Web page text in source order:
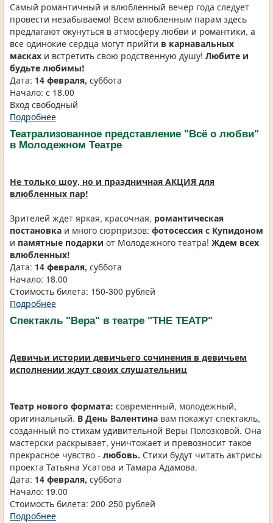
Самый романтичный и влюбленный вечер года следует
провести незабываемо! Всем влюбленным парам здесь
предлагают окунуться в атмосферу любви и романтики, а
все одинокие сердца могут прийти в карнавальных
масках и встретить свою родственную душу! Любите и
будьте любимы!
Дата: 14 февраля, суббота
Начало: с 18.00
Вход свободный
Подробнее
Театрализованное представление "Всё о любви"
в Молодежном Театре
Не только шоу, но и праздничная АКЦИЯ для
влюбленных пар!
Зрителей ждет яркая, красочная, романтическая
постановка и много сюрпризов: фотосессия с Купидоном
и памятные подарки от Молодежного театра! Ждем всех
влюбленных!
Дата: 14 февраля, суббота
Начало: 18.00
Стоимость билета: 150-300 рублей
Подробнее
Спектакль "Вера" в театре "THE ТЕАТР"
Девичьи истории девичьего сочинения в девичьем
исполнении ждут своих слушательниц
Театр нового формата: современный, молодежный,
оригинальный. В День Валентина вам покажут спектакль,
созданный по стихам удивительной Веры Полозковой. Она
мастерски раскрывает, уничтожает и превозносит такое
прекрасное чувство - любовь. Стихи будут читать актрисы
проекта Татьяна Усатова и Тамара Адамова.
Дата: 14 февраля, суббота
Начало: 19.00
Стоимость билета: 200-250 рублей
Подробнее